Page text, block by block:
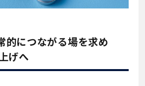
的につながる場を求め
げへ